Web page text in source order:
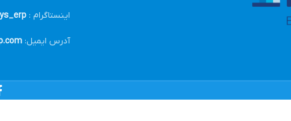
اینستاگرام :
آدرس ایمیل: